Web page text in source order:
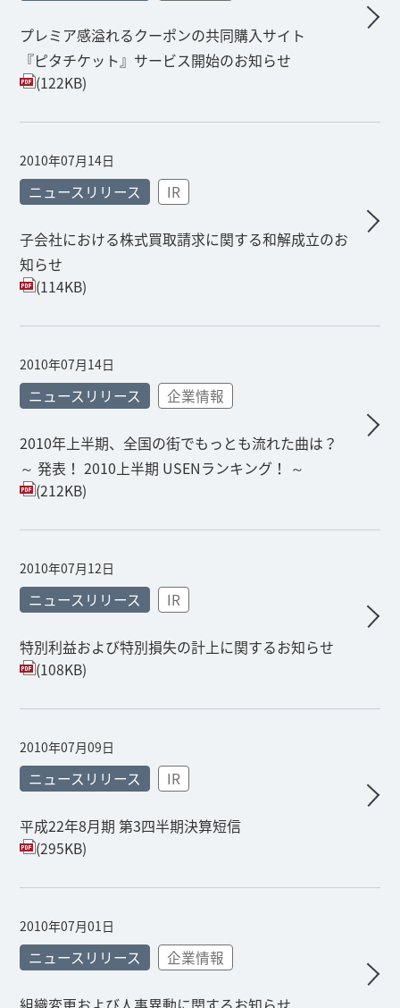
プレミア感溢れるクーポンの共同購入サイト
『ピタチケット』サービス開始のお知らせ
(122KB)
2010年07月14日
ニュースリリース IR
子会社における株式買取請求に関する和解成立のお
知らせ
(114KB)
2010年07月14日
ニュースリリース 企業情報
2010年上半期、全国の街でもっとも流れた曲は？
～ 発表！ 2010上半期 USENランキング！ ～
(212KB)
2010年07月12日
ニュースリリース IR
特別利益および特別損失の計上に関するお知らせ
(108KB)
2010年07月09日
ニュースリリース IR
平成22年8月期 第3四半期決算短信
(295KB)
2010年07月01日
ニュースリリース 企業情報